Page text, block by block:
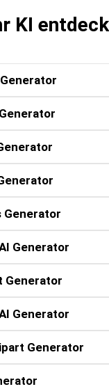
KI
Generator
Generator
Generator
Generator
Generator